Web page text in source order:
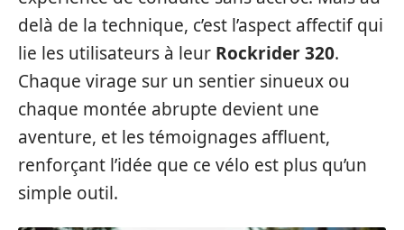
delà de la technique, c’est l’aspect affectif qui
lie les utilisateurs à leur Rockrider 320.
Chaque virage sur un sentier sinueux ou
chaque montée abrupte devient une
aventure, et les témoignages affluent,
renforçant l’idée que ce vélo est plus qu’un
simple outil.